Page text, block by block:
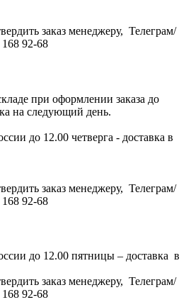
заказ менеджеру, Телеграм/
92-68
при оформлении заказа до
на следующий день.
до 12.00 четверга - доставка в
заказ менеджеру, Телеграм/
92-68
до 12.00 пятницы – доставка в
заказ менеджеру, Телеграм/
92-68